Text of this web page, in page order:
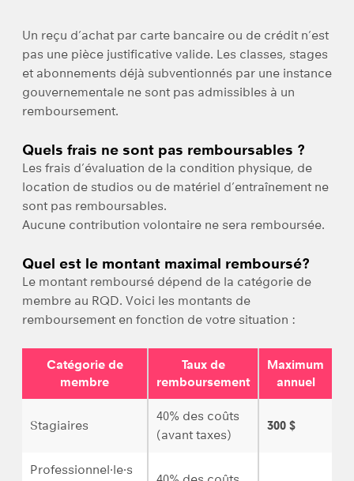
Un reçu d’achat par carte bancaire ou de crédit n’est
pas une pièce justificative valide. Les classes, stages
et abonnements déjà subventionnés par une instance
gouvernementale ne sont pas admissibles à un
remboursement.
Quels frais ne sont pas remboursables ?
Les frais d’évaluation de la condition physique, de
location de studios ou de matériel d’entraînement ne
sont pas remboursables.
Aucune contribution volontaire ne sera remboursée.
Quel est le montant maximal remboursé?
Le montant remboursé dépend de la catégorie de
membre au RQD. Voici les montants de
remboursement en fonction de votre situation :
Catégorie de
membre
Taux de
remboursement
Maximum
annuel
Stagiaires
40% des coûts
(avant taxes)
300 $
Professionnel·le·s